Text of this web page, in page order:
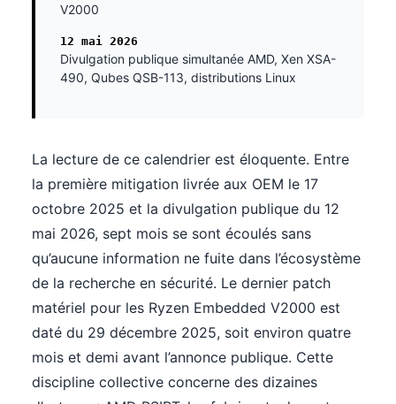
V2000
12 mai 2026
Divulgation publique simultanée AMD, Xen XSA-
490, Qubes QSB-113, distributions Linux
La lecture de ce calendrier est éloquente. Entre
la première mitigation livrée aux OEM le 17
octobre 2025 et la divulgation publique du 12
mai 2026, sept mois se sont écoulés sans
qu’aucune information ne fuite dans l’écosystème
de la recherche en sécurité. Le dernier patch
matériel pour les Ryzen Embedded V2000 est
daté du 29 décembre 2025, soit environ quatre
mois et demi avant l’annonce publique. Cette
discipline collective concerne des dizaines